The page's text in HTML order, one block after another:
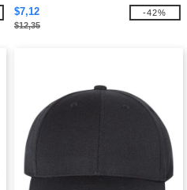
$7,12
$12,35
-42%